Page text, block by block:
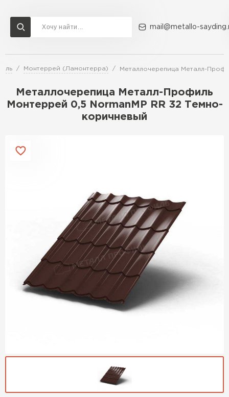
mail@metallo-
Монтеррей (Ламонтерра) Металлочерепица Металл-
Металлочерепица Металл-Профиль
Монтеррей 0,5 NormanMP RR 32 Темно-
коричневый
Доставка и оплата Акции О компании Контакты
Перейти в каталог